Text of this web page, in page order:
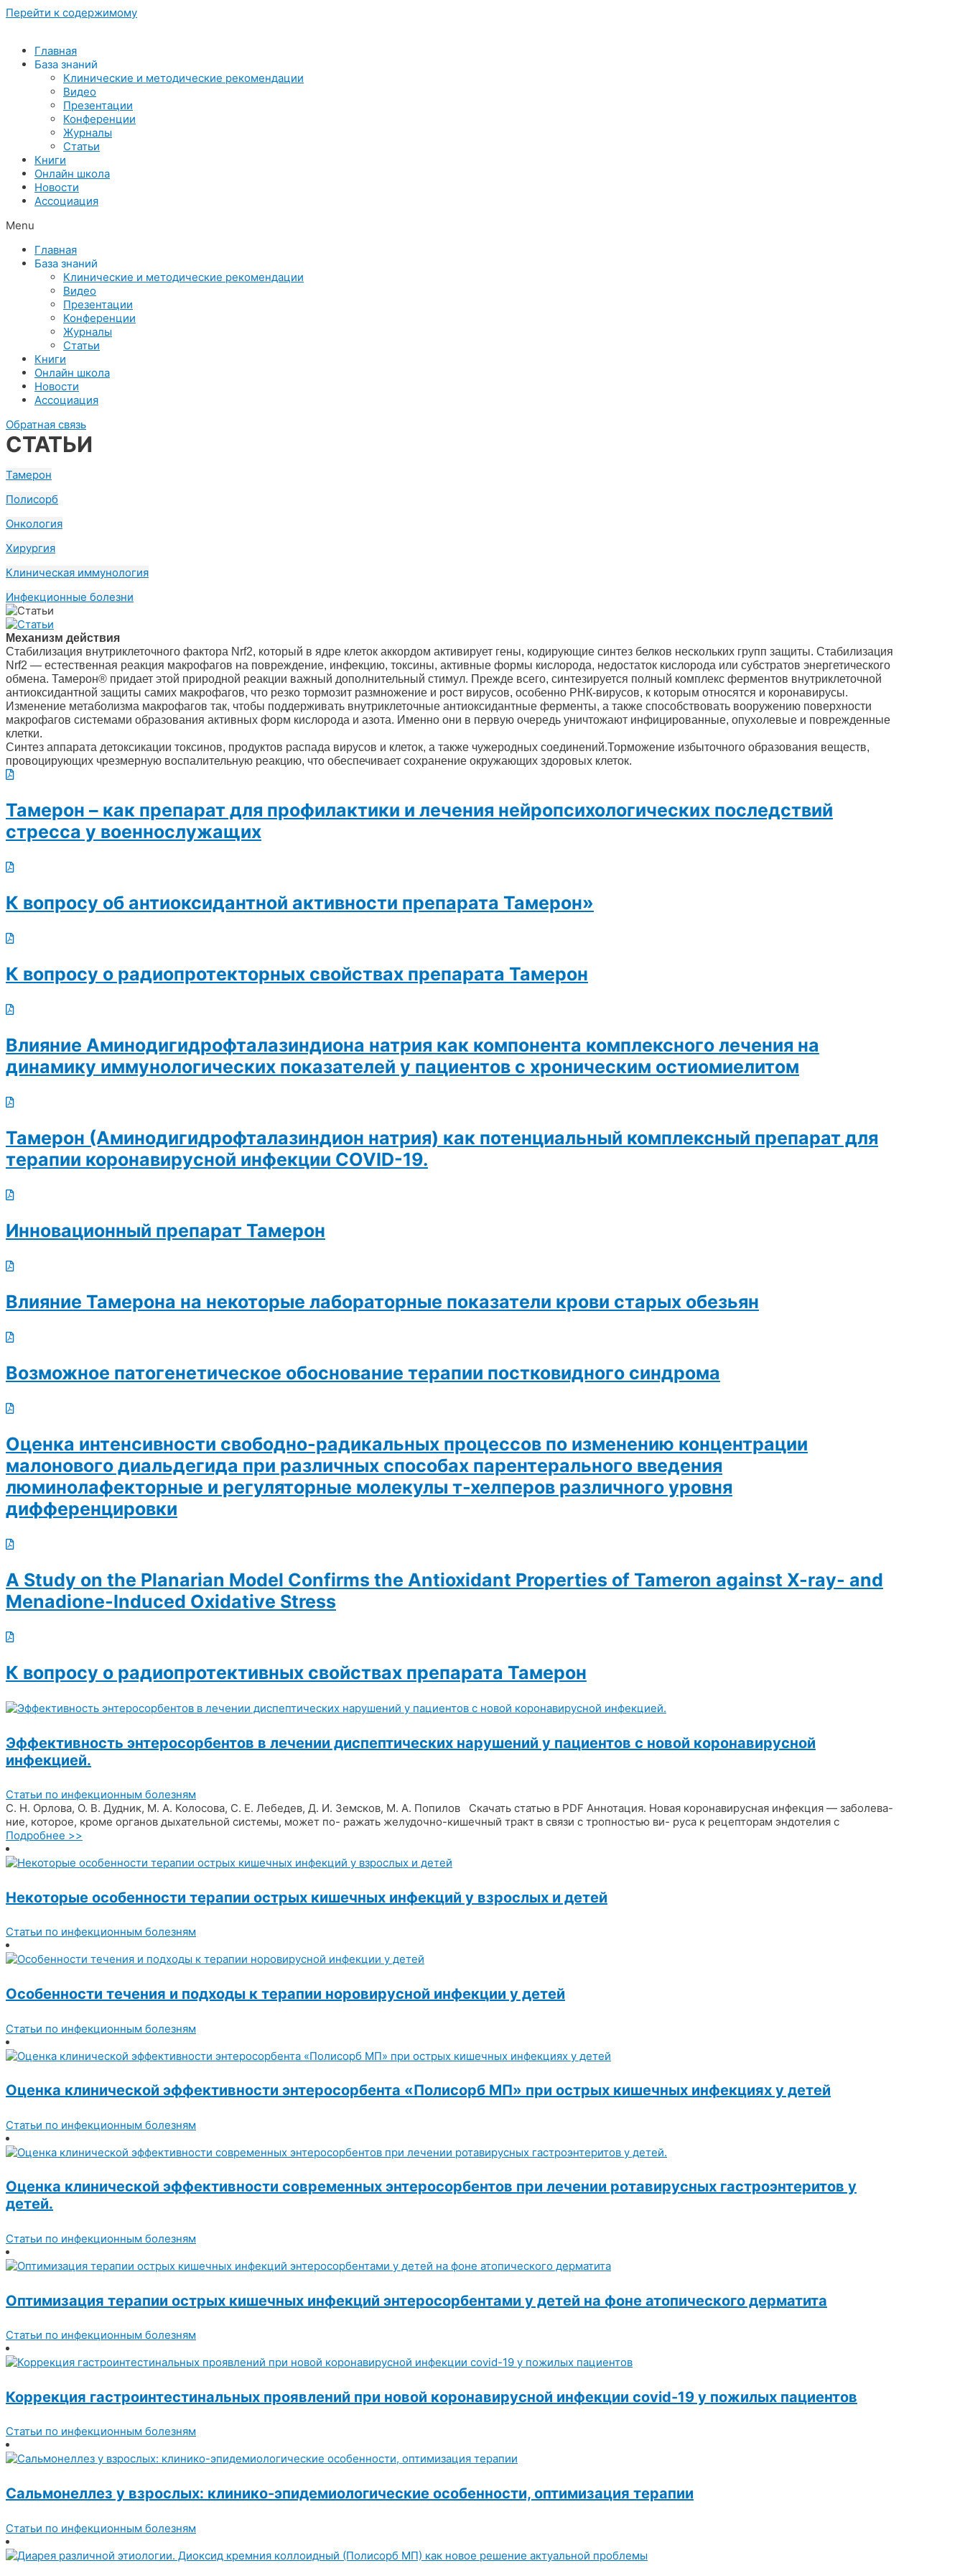
Перейти к содержимому
Главная
База знаний
Клинические и методические рекомендации
Видео
Презентации
Конференции
Журналы
Статьи
Книги
Онлайн школа
Новости
Ассоциация
Menu
Главная
База знаний
Клинические и методические рекомендации
Видео
Презентации
Конференции
Журналы
Статьи
Книги
Онлайн школа
Новости
Ассоциация
Обратная связь
СТАТЬИ
Тамерон
Полисорб
Онкология
Хирургия
Клиническая иммунология
Инфекционные болезни
Механизм действия
Стабилизация внутриклеточного фактора Nrf2, который в ядре клеток аккордом активирует гены, кодирующие синтез белков нескольких групп защиты. Стабилизация
Nrf2 — естественная реакция макрофагов на повреждение, инфекцию, токсины, активные формы кислорода, недостаток кислорода или субстратов энергетического
обмена. Тамерон® придает этой природной реакции важный дополнительный стимул. Прежде всего, синтезируется полный комплекс ферментов внутриклеточной
антиоксидантной защиты самих макрофагов, что резко тормозит размножение и рост вирусов, особенно РНК-вирусов, к которым относятся и коронавирусы.
Изменение метаболизма макрофагов так, чтобы поддерживать внутриклеточные антиоксидантные ферменты, а также способствовать вооружению поверхности
макрофагов системами образования активных форм кислорода и азота. Именно они в первую очередь уничтожают инфицированные, опухолевые и поврежденные
клетки.
Синтез аппарата детоксикации токсинов, продуктов распада вирусов и клеток, а также чужеродных соединений.Торможение избыточного образования веществ,
провоцирующих чрезмерную воспалительную реакцию, что обеспечивает сохранение окружающих здоровых клеток.
Тамерон – как препарат для профилактики и лечения нейропсихологических последствий
стресса у военнослужащих
К вопросу об антиоксидантной активности препарата Тамерон»
К вопросу о радиопротекторных свойствах препарата Тамерон
Влияние Аминодигидрофталазиндиона натрия как компонента комплексного лечения на
динамику иммунологических показателей у пациентов с хроническим остиомиелитом
Тамерон (Аминодигидрофталазиндион натрия) как потенциальный комплексный препарат для
терапии коронавирусной инфекции COVID-19.
Инновационный препарат Тамерон
Влияние Тамерона на некоторые лабораторные показатели крови старых обезьян
Возможное патогенетическое обоснование терапии постковидного синдрома
Оценка интенсивности свободно-радикальных процессов по изменению концентрации
малонового диальдегида при различных способах парентерального введения
люминолафекторные и регуляторные молекулы т-хелперов различного уровня
дифференцировки
A Study on the Planarian Model Confirms the Antioxidant Properties of Tameron against X-ray- and
Menadione-Induced Oxidative Stress
К вопросу о радиопротективных свойствах препарата Тамерон
Эффективность энтеросорбентов в лечении диспептических нарушений у пациентов с новой коронавирусной
инфекцией.
Статьи по инфекционным болезням
С. Н. Орлова, О. В. Дудник, М. А. Колосова, С. Е. Лебедев, Д. И. Земсков, М. А. Попилов Скачать статью в PDF Аннотация. Новая коронавирусная инфекция — заболева-
ние, которое, кроме органов дыхательной системы, может по- ражать желудочно-кишечный тракт в связи с тропностью ви- руса к рецепторам эндотелия с
Подробнее >>
Некоторые особенности терапии острых кишечных инфекций у взрослых и детей
Статьи по инфекционным болезням
Особенности течения и подходы к терапии норовирусной инфекции у детей
Статьи по инфекционным болезням
Оценка клинической эффективности энтеросорбента «Полисорб МП» при острых кишечных инфекциях у детей
Статьи по инфекционным болезням
Оценка клинической эффективности современных энтеросорбентов при лечении ротавирусных гастроэнтеритов у
детей.
Статьи по инфекционным болезням
Оптимизация терапии острых кишечных инфекций энтеросорбентами у детей на фоне атопического дерматита
Статьи по инфекционным болезням
Коррекция гастроинтестинальных проявлений при новой коронавирусной инфекции covid-19 у пожилых пациентов
Статьи по инфекционным болезням
Сальмонеллез у взрослых: клинико-эпидемиологические особенности, оптимизация терапии
Статьи по инфекционным болезням